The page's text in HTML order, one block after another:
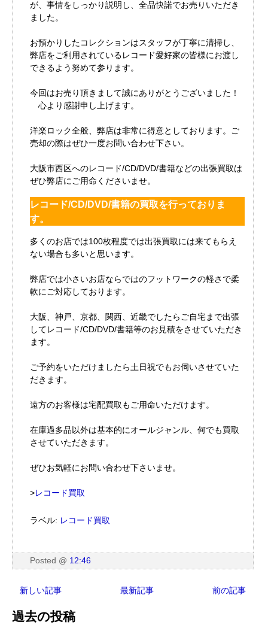
が、事情をしっかり説明し、全品快諾でお売りいただき
ました。
お預かりしたコレクションはスタッフが丁寧に清掃し、
弊店をご利用されているレコード愛好家の皆様にお渡し
できるよう努めて参ります。
今回はお売り頂きまして誠にありがとうございました！
心より感謝申し上げます。
洋楽ロック全般、弊店は非常に得意としております。ご
売却の際はぜひ一度お問い合わせ下さい。
大阪市西区へのレコード/CD/DVD/書籍などの出張買取は
ぜひ弊店にご用命くださいませ。
レコード/CD/DVD/書籍の買取を行っておりま
す。
多くのお店では100枚程度では出張買取には来てもらえ
ない場合も多いと思います。
弊店では小さいお店ならではのフットワークの軽さで柔
軟にご対応しております。
大阪、神戸、京都、関西、近畿でしたらご自宅まで出張
してレコード/CD/DVD/書籍等のお見積をさせていただき
ます。
ご予約をいただけましたら土日祝でもお伺いさせていた
だきます。
遠方のお客様は宅配買取もご用命いただけます。
在庫過多品以外は基本的にオールジャンル、何でも買取
させていただきます。
ぜひお気軽にお問い合わせ下さいませ。
>レコード買取
ラベル: レコード買取
Posted @ 12:46
新しい記事 最新記事 前の記事
過去の投稿